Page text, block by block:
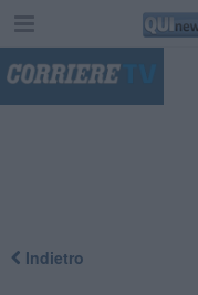
Indietro